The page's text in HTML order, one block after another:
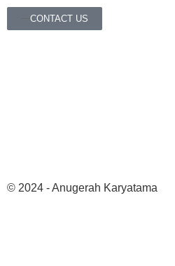
CONTACT US
© 2024 - Anugerah Karyatama